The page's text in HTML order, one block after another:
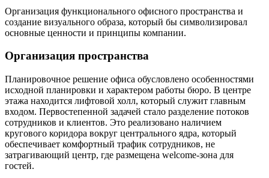
Организация функционального офисного пространства и
создание визуального образа, который бы символизировал
основные ценности и принципы компании.
Организация пространства
Планировочное решение офиса обусловлено особенностями
исходной планировки и характером работы бюро. В центре
этажа находится лифтовой холл, который служит главным
входом. Первостепенной задачей стало разделение потоков
сотрудников и клиентов. Это реализовано наличием
кругового коридора вокруг центрального ядра, который
обеспечивает комфортный трафик сотрудников, не
затрагивающий центр, где размещена welcome-зона для
гостей.